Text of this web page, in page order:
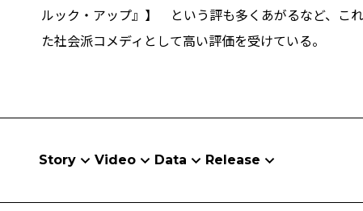
ルック・アップ』】 という評も多くあがるなど、こ
た社会派コメディとして高い評価を受けている。
Story Video Data Release